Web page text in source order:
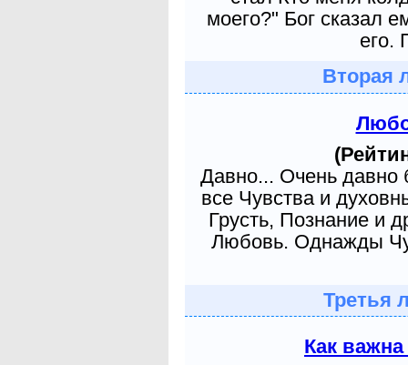
моего?" Бог сказал
его.
Вторая
Давно... Очень давно
все Чувства и
Грусть, Познание и
Любовь. Однажды
Третья
Как